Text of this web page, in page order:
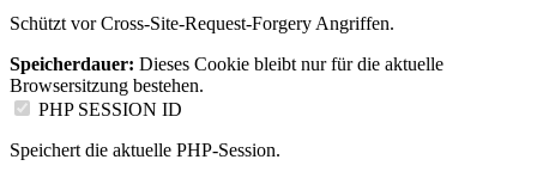
Schützt vor Cross-Site-Request-Forgery Angriffen.
Speicherdauer: Dieses Cookie bleibt nur für die aktuelle
Browsersitzung bestehen.
PHP SESSION ID
Speichert die aktuelle PHP-Session.